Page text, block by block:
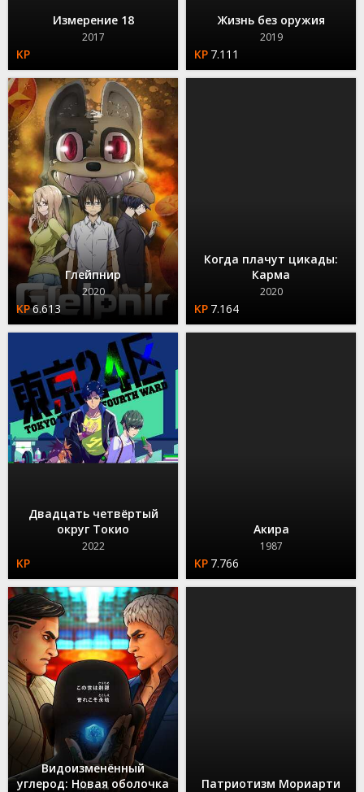
Измерение 18
2017
Жизнь без оружия
2019
7.111
Глейпнир
2020
6.613
Когда плачут цикады:
Карма
2020
7.164
Двадцать четвёртый
округ Токио
2022
Акира
1987
7.766
Видоизменённый
углерод: Новая оболочка
Патриотизм Мориарти